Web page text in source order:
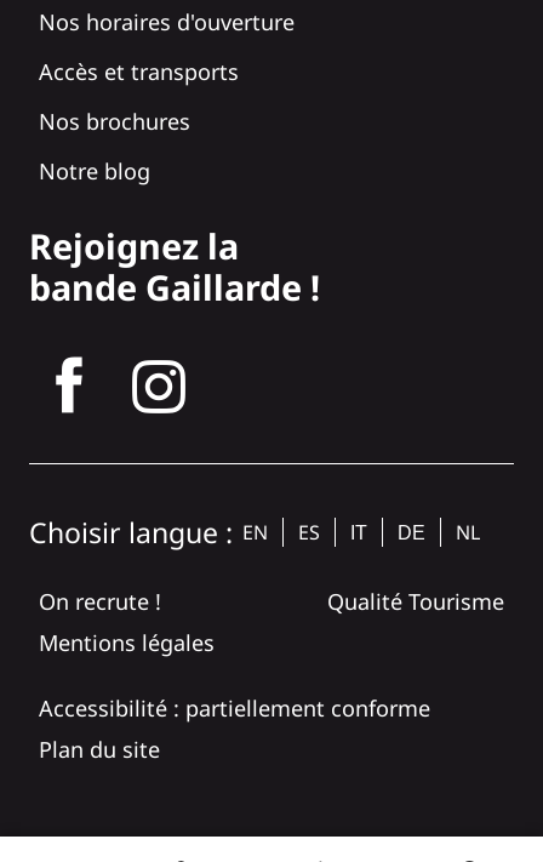
Nos horaires d'ouverture
Accès et transports
Nos brochures
Notre blog
Rejoignez la
bande Gaillarde !
Choisir langue : EN ES IT DE NL
On recrute !
Qualité Tourisme
Mentions légales
Accessibilité : partiellement conforme
Plan du site